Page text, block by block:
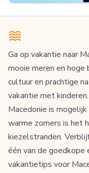
Ga op vakantie naar
mooie meren en
cultuur en prachtige
vakantie met
Macedonie is
warme zomers is het
kiezelstranden.
één van de
vakantietips voor